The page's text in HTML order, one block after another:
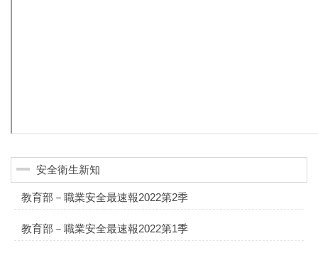
安全衛生新知
教育部－職業安全最速報2022第2季
教育部－職業安全最速報2022第1季